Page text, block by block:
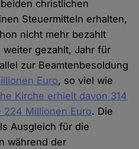
christlichen
Steuermitteln erhalten,
nicht mehr bezahlt
gezahlt, Jahr für
zur Beamtenbesoldung
Euro, so viel wie
Kirche erhielt davon 314
Millionen Euro. Die
Ausgleich für die
während der